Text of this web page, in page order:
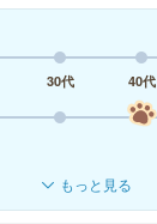
30代 40代
もっと見る